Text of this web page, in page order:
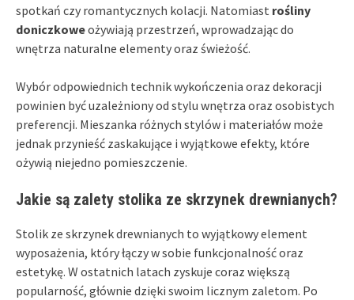
spotkań czy romantycznych kolacji. Natomiast rośliny
doniczkoweożywiają przestrzeń, wprowadzając do
wnętrza naturalne elementy oraz świeżość.
Wybór odpowiednich technik wykończenia oraz dekoracji
powinien być uzależniony od stylu wnętrza oraz osobistych
preferencji. Mieszanka różnych stylów i materiałów może
jednak przynieść zaskakujące i wyjątkowe efekty, które
ożywią niejedno pomieszczenie.
Jakie są zalety stolika ze skrzynek drewnianych?
Stolik ze skrzynek drewnianych to wyjątkowy element
wyposażenia, który łączy w sobie funkcjonalność oraz
estetykę. W ostatnich latach zyskuje coraz większą
popularność, głównie dzięki swoim licznym zaletom. Po